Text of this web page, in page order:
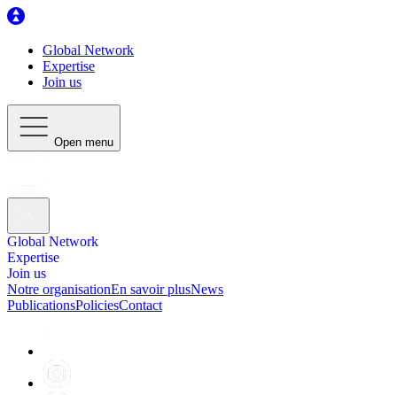
Global Network
Expertise
Join us
Open menu
Global Network
Expertise
Join us
Notre organisationEn savoir plusNews
PublicationsPoliciesContact